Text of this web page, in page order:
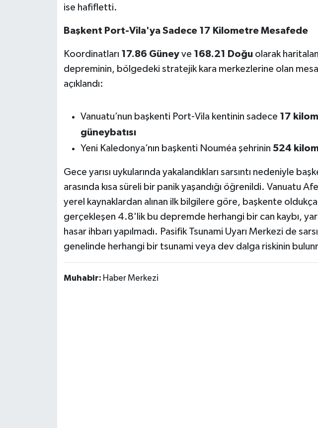
ise hafifletti.
Başkent Port-Vila'ya Sadece 17 Kilometre Mesafede
Koordinatları 17.86 Güneyve 168.21 Doğuolarak
depreminin, bölgedeki stratejik kara merkezlerine olan
açıklandı:
Vanuatu’nun başkenti Port-Vila kentinin sadece 17
güneybatısı
Yeni Kaledonya’nın başkenti Nouméa şehrinin 524
Gece yarısı uykularında yakalandıkları sarsıntı nedeniyle
arasında kısa süreli bir panik yaşandığı öğrenildi. Vanuatu
yerel kaynaklardan alınan ilk bilgilere göre, başkente oldukça
gerçekleşen 4.8'lik bu depremde herhangi bir can kaybı,
hasar ihbarı yapılmadı. Pasifik Tsunami Uyarı Merkezi de
genelinde herhangi bir tsunami veya dev dalga riskinin
Muhabir: Haber Merkezi
Resmi İlanlar
Savaştepe
SEYAHAT
TARİHTE BUGÜN